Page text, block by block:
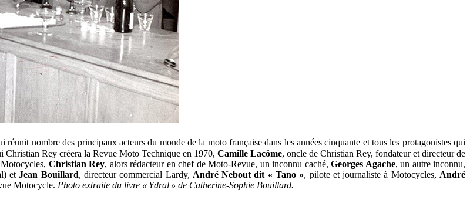
nombre des principaux acteurs du monde de la moto française dans les années cinquante et tous les protagonistes qui
Christian Rey créera la Revue Moto Technique en 1970, Camille Lacôme, oncle de Christian Rey, fondateur et directeur de
Christian Rey, alors rédacteur en chef de Moto-Revue, un inconnu caché, Georges Agache, un autre inconnu,
etJean Bouillard, directeur commercial Lardy, André Nebout dit « Tano », pilote et journaliste à Motocycles, André
Motocycle. Photo extraite du livre « Ydral » de Catherine-Sophie Bouillard.